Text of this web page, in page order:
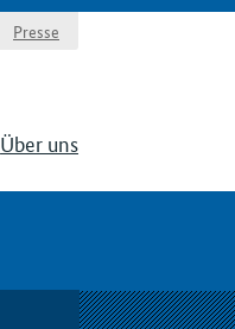
Presse
Über uns